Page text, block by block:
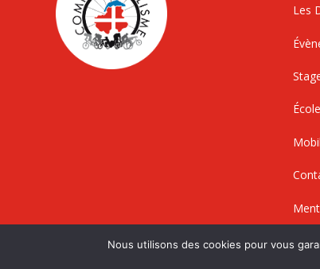
Les
Nous utilisons des cookies pour vous